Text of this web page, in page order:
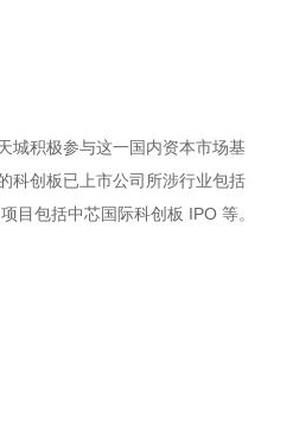
城积极参与这一国内资本市场基
科创板已上市公司所涉行业包括
目包括中芯国际科创板 IPO 等。